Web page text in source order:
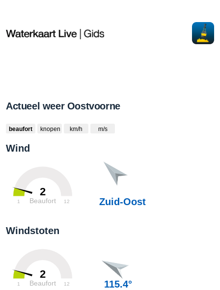
Actueel weer Oostvoorne
beaufort knopen km/h m/s
Wind
2
Beaufort
1 12 Zuid-Oost
Windstoten
2
Beaufort
1 12 115.4°